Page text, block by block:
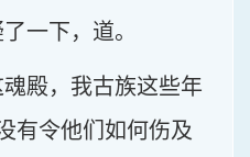
一下，道。
殿，我古族这些年
有令他们如何伤及